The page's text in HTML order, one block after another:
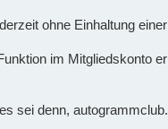
ohne Einhaltung
im Mitgliedskonto
sei denn,